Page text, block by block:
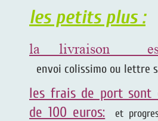
les petits plus :
la livraison
envoi colissimo ou lettre
les frais de port
de 100 euros:
et